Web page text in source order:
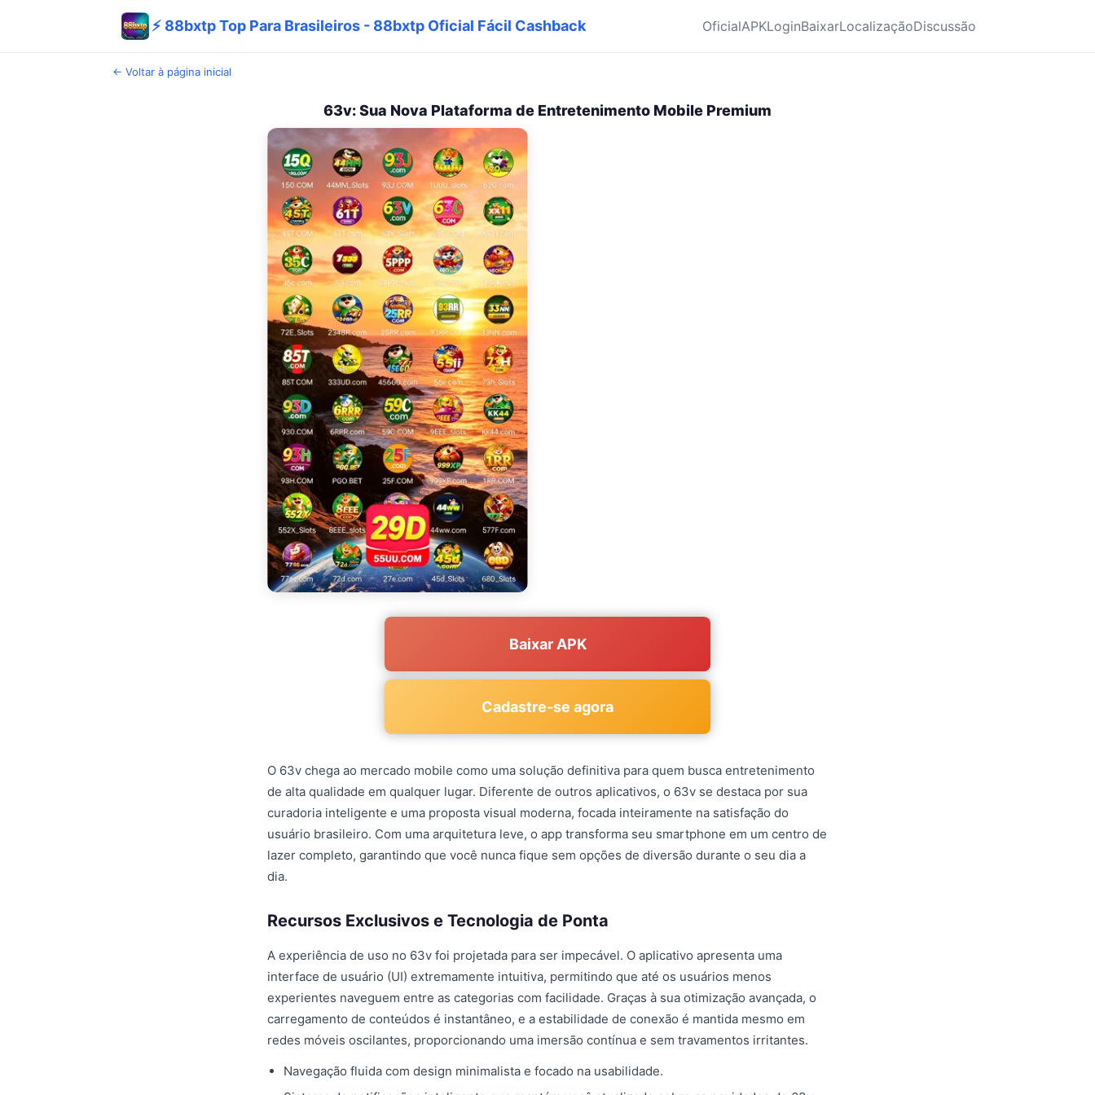
⚡ 88bxtp Top Para Brasileiros - 88bxtp Oficial Fácil Cashback OficialAPKLoginBaixarLocalizaçãoDiscussão
← Voltar à página inicial
63v: Sua Nova Plataforma de Entretenimento Mobile Premium
Baixar APK
Cadastre-se agora
O 63v chega ao mercado mobile como uma solução definitiva para quem busca entretenimento
de alta qualidade em qualquer lugar. Diferente de outros aplicativos, o 63v se destaca por sua
curadoria inteligente e uma proposta visual moderna, focada inteiramente na satisfação do
usuário brasileiro. Com uma arquitetura leve, o app transforma seu smartphone em um centro de
lazer completo, garantindo que você nunca fique sem opções de diversão durante o seu dia a
dia.
Recursos Exclusivos e Tecnologia de Ponta
A experiência de uso no 63v foi projetada para ser impecável. O aplicativo apresenta uma
interface de usuário (UI) extremamente intuitiva, permitindo que até os usuários menos
experientes naveguem entre as categorias com facilidade. Graças à sua otimização avançada, o
carregamento de conteúdos é instantâneo, e a estabilidade de conexão é mantida mesmo em
redes móveis oscilantes, proporcionando uma imersão contínua e sem travamentos irritantes.
Navegação fluida com design minimalista e focado na usabilidade.